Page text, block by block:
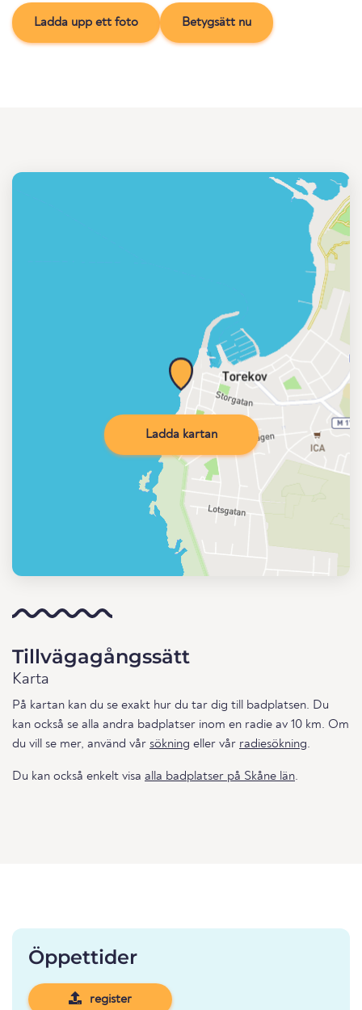
Ladda upp ett foto Betygsätt nu
Ladda kartan
Tillvägagångssätt
Karta
På kartan kan du se exakt hur du tar dig till badplatsen. Du
kan också se alla andra badplatser inom en radie av 10 km. Om
du vill se mer, använd vår sökning eller vår radiesökning.
Du kan också enkelt visa alla badplatser på Skåne län.
Öppettider
register